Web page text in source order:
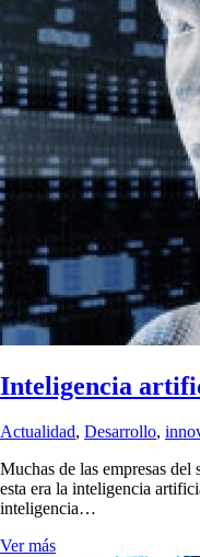
Inteligencia
Actualidad, Desarrollo,
Muchas de las empresas
esta era la inteligencia
inteligencia…
Ver más